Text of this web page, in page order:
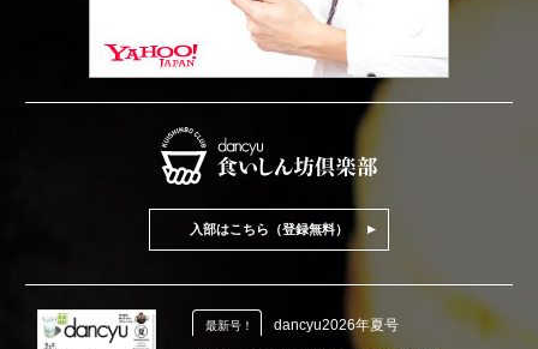
入部はこちら（登録無料）
最新号！ dancyu2026年夏号